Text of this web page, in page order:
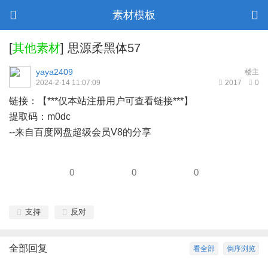
素材模板
[其他素材] 思源柔黑体57
楼主
yaya2409
2017 0
2024-2-14 11:07:09
链接：【***仅本站注册用户可查看链接***】
提取码：m0dc
--来自百度网盘超级会员V8的分享
0 0 0
支持 反对
倒序浏览
看全部
全部回复